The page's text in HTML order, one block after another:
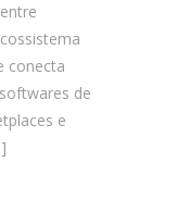
conecta
de
e